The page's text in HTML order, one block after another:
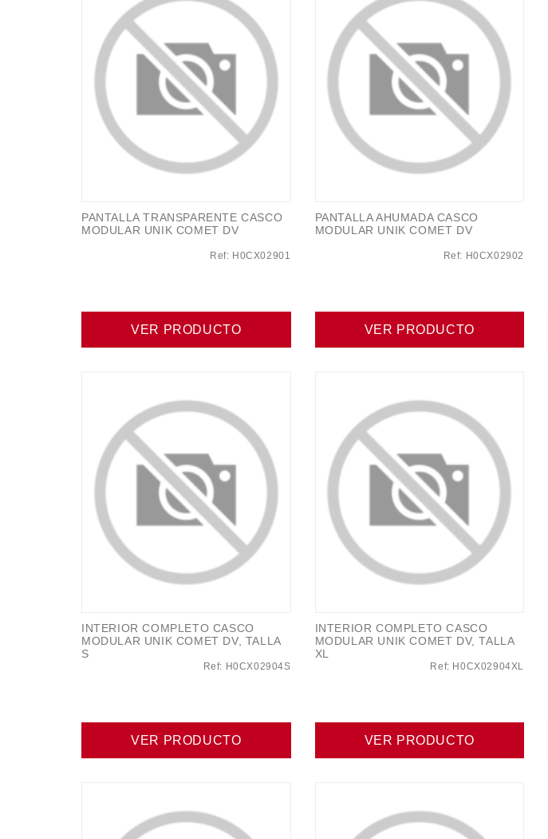
PANTALLA TRANSPARENTE CASCO
MODULAR UNIK COMET DV
Ref: H0CX02901
VER PRODUCTO
PANTALLA AHUMADA CASCO
MODULAR UNIK COMET DV
Ref: H0CX02902
VER PRODUCTO
INTERIOR COMPLETO CASCO
MODULAR UNIK COMET DV, TALLA
S
Ref: H0CX02904S
VER PRODUCTO
INTERIOR COMPLETO CASCO
MODULAR UNIK COMET DV, TALLA
XL
Ref: H0CX02904XL
VER PRODUCTO